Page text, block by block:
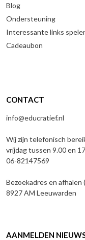
Blog
Ondersteuning
Interessante links
Cadeaubon
CONTACT
info@educratief.nl
Wij zijn telefonisch
vrijdag tussen 9.00 en
06-82147569
Bezoekadres en afhalen
8927 AM Leeuwarden
AANMELDEN